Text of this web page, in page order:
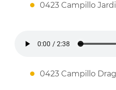
0423 Campillo
0423 Campillo